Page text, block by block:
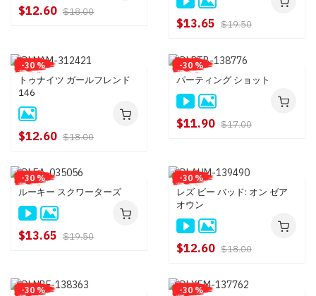
$12.60 $18.00
$13.65 $19.50
-30 %
トゥナイツ ガールフレンド
146
$12.60 $18.00
-30 %
パーティング ショット
$11.90 $17.00
-30 %
ルーキー スクワーターズ
$13.65 $19.50
-30 %
レズ ビー バッド: オン ゼア
オウン
$12.60 $18.00
-30 % -30 %